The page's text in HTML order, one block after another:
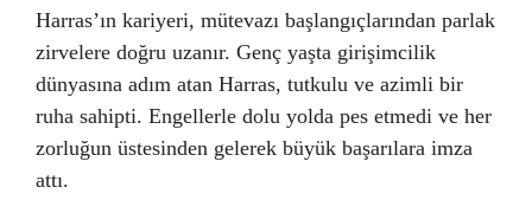
Harras’ın kariyeri, mütevazı başlangıçlarından parlak
zirvelere doğru uzanır. Genç yaşta girişimcilik
dünyasına adım atan Harras, tutkulu ve azimli bir
ruha sahipti. Engellerle dolu yolda pes etmedi ve her
zorluğun üstesinden gelerek büyük başarılara imza
attı.